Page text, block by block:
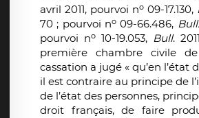
avril 2011, pourvoi no 09-17.130,
70 ; pourvoi no09-66.486, Bull.
pourvoi no 10-19.053, Bull.
première chambre civile
cassation a jugé « qu’en l’état
il est contraire au principe de
de l’état des personnes,
droit français, de faire